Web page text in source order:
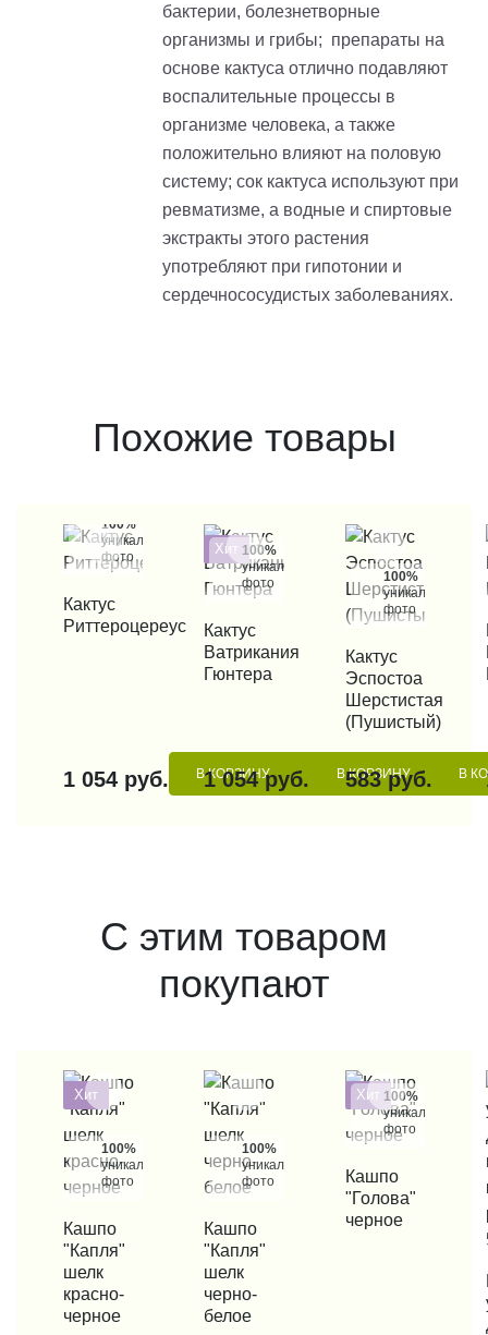
бактерии, болезнетворные
организмы и грибы; препараты на
основе кактуса отлично подавляют
воспалительные процессы в
организме человека, а также
положительно влияют на половую
систему; сок кактуса используют при
ревматизме, а водные и спиртовые
экстракты этого растения
употребляют при гипотонии и
сердечнососудистых заболеваниях.
Похожие товары
100%
уникальные
фото
КУПИТЬ В 1 КЛИК
Кактус
Риттероцереус
1 054 руб. В КОРЗИНУ
Хит 100%
уникальные
фото
КУПИТЬ В 1 КЛИК
Кактус
Ватрикания
Гюнтера
1 054 руб. В КОРЗИНУ
100%
уникальные
фото
КУПИТЬ В 1 КЛИК
Кактус
Эспостоа
Шерстистая
(Пушистый)
583 руб. В
С этим товаром
покупают
Хит
100%
уникальные
фото
КУПИТЬ В 1 КЛИК
Кашпо
"Капля"
шелк
красно-
черное
100%
уникальные
фото
КУПИТЬ В 1 КЛИК
Кашпо
"Капля"
шелк
черно-
белое
Хит 100%
уникальные
фото
КУПИТЬ В 1 КЛИК
Кашпо
"Голова"
черное